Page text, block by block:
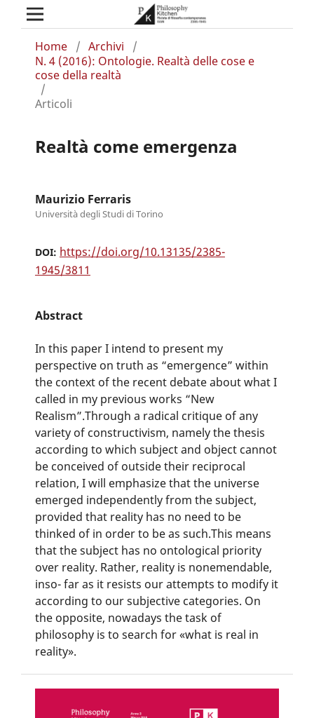
Home / Archivi
/
N. 4 (2016): Ontologie. Realtà delle cose e
cose della realtà
/
Articoli
Realtà come emergenza
Maurizio Ferraris
Università degli Studi di Torino
DOI: https://doi.org/10.13135/2385-
1945/3811
Abstract
In this paper I intend to present my
perspective on truth as “emergence” within
the context of the recent debate about what I
called in my previous works “New
Realism”.Through a radical critique of any
variety of constructivism, namely the thesis
according to which subject and object cannot
be conceived of outside their reciprocal
relation, I will emphasize that the universe
emerged independently from the subject,
provided that reality has no need to be
thinked of in order to be as such.This means
that the subject has no ontological priority
over reality. Rather, reality is nonemendable,
inso- far as it resists our attempts to modify it
according to our subjective categories. On
the opposite, nowadays the task of
philosophy is to search for «what is real in
reality».